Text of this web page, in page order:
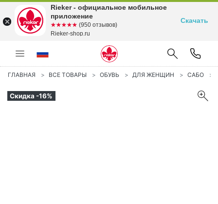
ГЛАВНАЯ ВСЕ ТОВАРЫ ОБУВЬ ДЛЯ ЖЕНЩИН САБО
Скидка -16%
Rieker - официальное мобильное
приложение
☆☆☆☆☆
★★★★★ (950 отзывов)
Rieker-shop.ru
Скачать